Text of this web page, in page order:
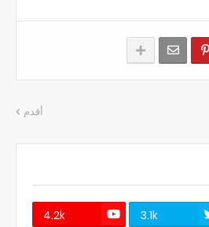
أقدم
3.1k
4.2k